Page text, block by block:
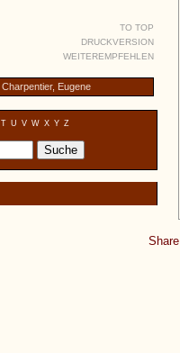
TO TOP
DRUCKVERSION
WEITEREMPFEHLEN
Charpentier, Eugene
T U V W X Y Z
Share